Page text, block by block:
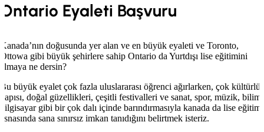
Ontario Eyaleti Başvuru
Kanada’nın doğusunda yer alan ve en büyük eyaleti ve Toronto,
Ottowa gibi büyük şehirlere sahip Ontario da Yurtdışı lise eğitimini
almaya ne dersin?
Bu büyük eyalet çok fazla uluslararası öğrenci ağırlarken, çok kültürlü
yapısı, doğal güzellikleri, çeşitli festivalleri ve sanat, spor, müzik, bilim,
bilgisayar gibi bir çok dalı içinde barındırmasıyla kanada da lise eğitim
esnasında sana sınırsız imkan tanıdığını belirtmek isteriz.